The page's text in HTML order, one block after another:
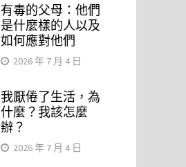
有毒的父母：他們
是什麼樣的人以及
如何應對他們
2026 年 7 月 4 日
我厭倦了生活，為
什麼？我該怎麼
辦？
2026 年 7 月 4 日